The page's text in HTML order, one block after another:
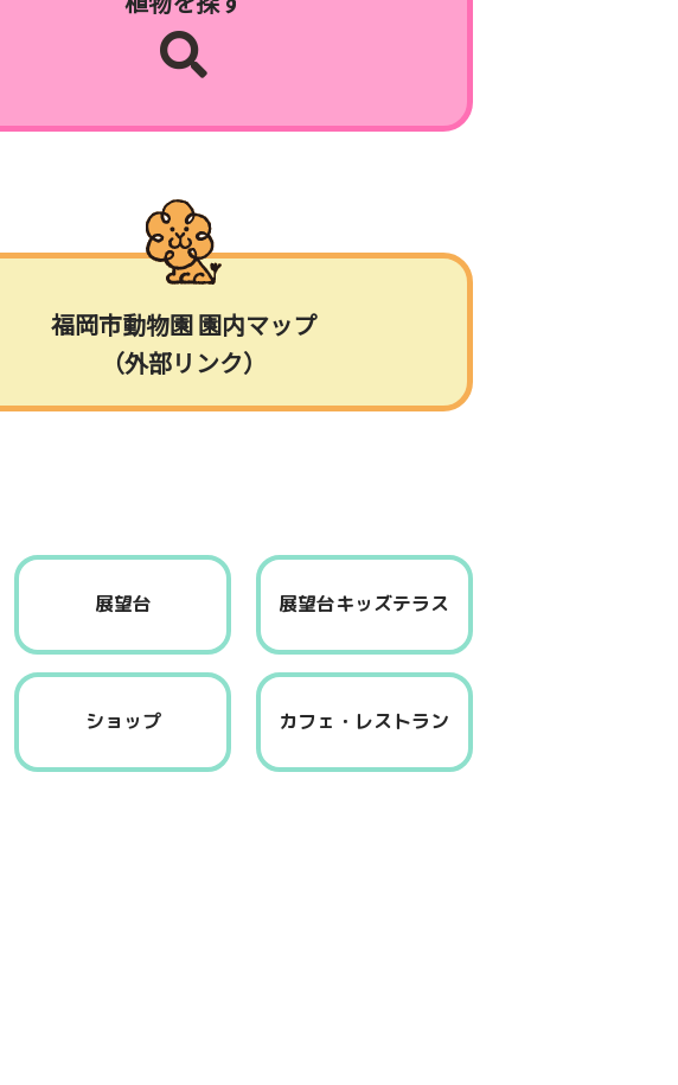
福岡市動物園 園内マップ
（外部リンク）
展望台 展望台キッズテラス
ショップ カフェ・レストラン